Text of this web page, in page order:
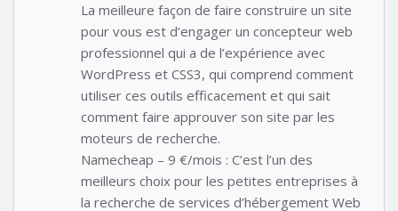
La meilleure façon de faire construire un site
pour vous est d’engager un concepteur web
professionnel qui a de l’expérience avec
WordPress et CSS3, qui comprend comment
utiliser ces outils efficacement et qui sait
comment faire approuver son site par les
moteurs de recherche.
Namecheap – 9 €/mois : C’est l’un des
meilleurs choix pour les petites entreprises à
la recherche de services d’hébergement Web